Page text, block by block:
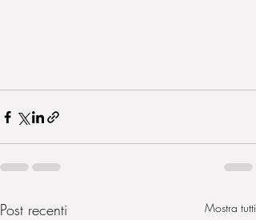
Post recenti Mostra tutti